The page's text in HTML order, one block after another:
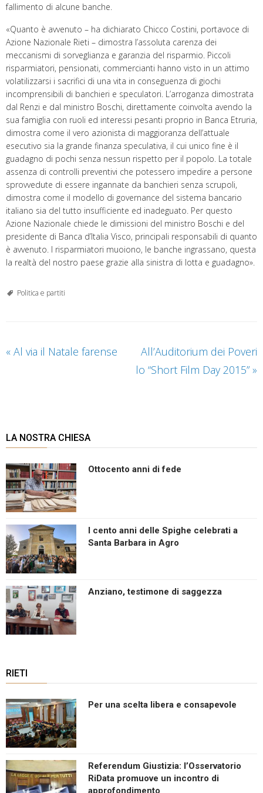
fallimento di alcune banche.
«Quanto è avvenuto – ha dichiarato Chicco Costini, portavoce di
Azione Nazionale Rieti – dimostra l’assoluta carenza dei
meccanismi di sorveglianza e garanzia del risparmio. Piccoli
risparmiatori, pensionati, commercianti hanno visto in un attimo
volatilizzarsi i sacrifici di una vita in conseguenza di giochi
incomprensibili di banchieri e speculatori. L’arroganza dimostrata
dal Renzi e dal ministro Boschi, direttamente coinvolta avendo la
sua famiglia con ruoli ed interessi pesanti proprio in Banca Etruria,
dimostra come il vero azionista di maggioranza dell’attuale
esecutivo sia la grande finanza speculativa, il cui unico fine è il
guadagno di pochi senza nessun rispetto per il popolo. La totale
assenza di controlli preventivi che potessero impedire a persone
sprovvedute di essere ingannate da banchieri senza scrupoli,
dimostra come il modello di governance del sistema bancario
italiano sia del tutto insufficiente ed inadeguato. Per questo
Azione Nazionale chiede le dimissioni del ministro Boschi e del
presidente di Banca d’Italia Visco, principali responsabili di quanto
è avvenuto. I risparmiatori muoiono, le banche ingrassano, questa
la realtà del nostro paese grazie alla sinistra di lotta e guadagno».
Politica e partiti
« Al via il Natale farense
All’Auditorium dei Poveri
lo “Short Film Day 2015” »
LA NOSTRA CHIESA
Ottocento anni di fede
I cento anni delle Spighe celebrati a
Santa Barbara in Agro
Anziano, testimone di saggezza
RIETI
Per una scelta libera e consapevole
Referendum Giustizia: l’Osservatorio
RiData promuove un incontro di
approfondimento